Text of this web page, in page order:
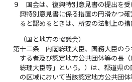
９
国会は、復興特別意見書の提出を
興特別意見書に係る措置の円滑かつ
ると認めるときは、所要の法制上の措
（国と地方の協議会）
第十二条
内閣総理大臣、国務大臣の
する者及び認定地方公共団体等の長
総理大臣等」という。）は、都道県
の区域において当該認定地方公共団